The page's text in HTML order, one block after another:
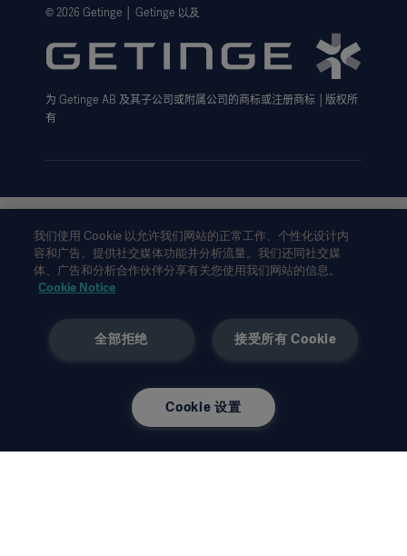
隐私政策
网站免责声明
Cookie 注意事项
数据主体申请表
© 2026 Getinge │ Getinge 以及
为 Getinge AB 及其子公司或附属公司的商标或注册商标
版权所
有
此类信息仅供专业医疗人士或其他专业受众参考。信息并未详尽，
不可取代使用说明、服务手册或医疗建议。对于任一方基于本材料
的作为或不作为，Getinge均不承担任何责任或义务。依赖此类信
息的使用风险完全由用户个人承担。
使用。未经
书面许可，不得复制或使用全部或部分信
所表达的观点、意见和论断完全为受访者观点，不一定反映或代表
我们使用 Cookie 以允许我们网站的正常工作、个性化设计内
容和广告、提供社交媒体功能并分析流量。我们还同社交媒
体、广告和分析合作伙伴分享有关您使用我们网站的信息。
Cookie Notice
接受所有 Cookie
全部拒绝
Cookie 设置